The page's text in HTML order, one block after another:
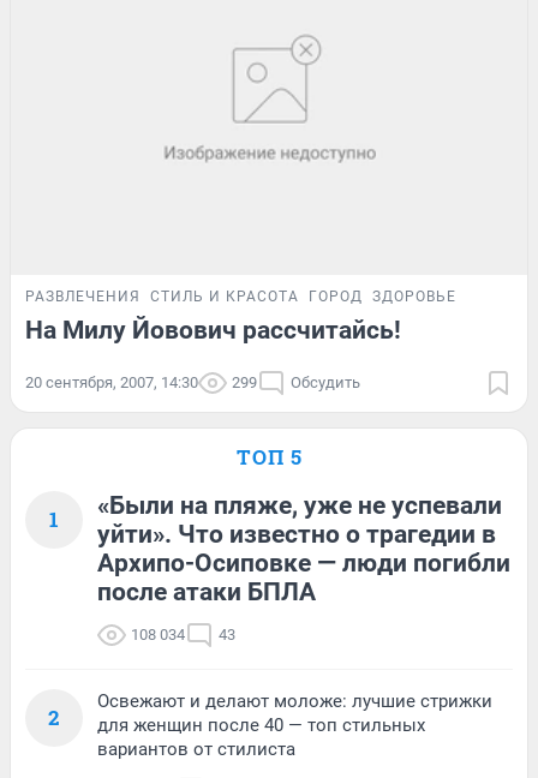
РАЗВЛЕЧЕНИЯ СТИЛЬ И КРАСОТА ГОРОД ЗДОРОВЬЕ
На Милу Йовович рассчитайсь!
20 сентября, 2007, 14:30 299 Обсудить
ТОП 5
1
«Были на пляже, уже не успевали
уйти». Что известно о трагедии в
Архипо-Осиповке — люди погибли
после атаки БПЛА
108 034 43
2
Освежают и делают моложе: лучшие стрижки
для женщин после 40 — топ стильных
вариантов от стилиста